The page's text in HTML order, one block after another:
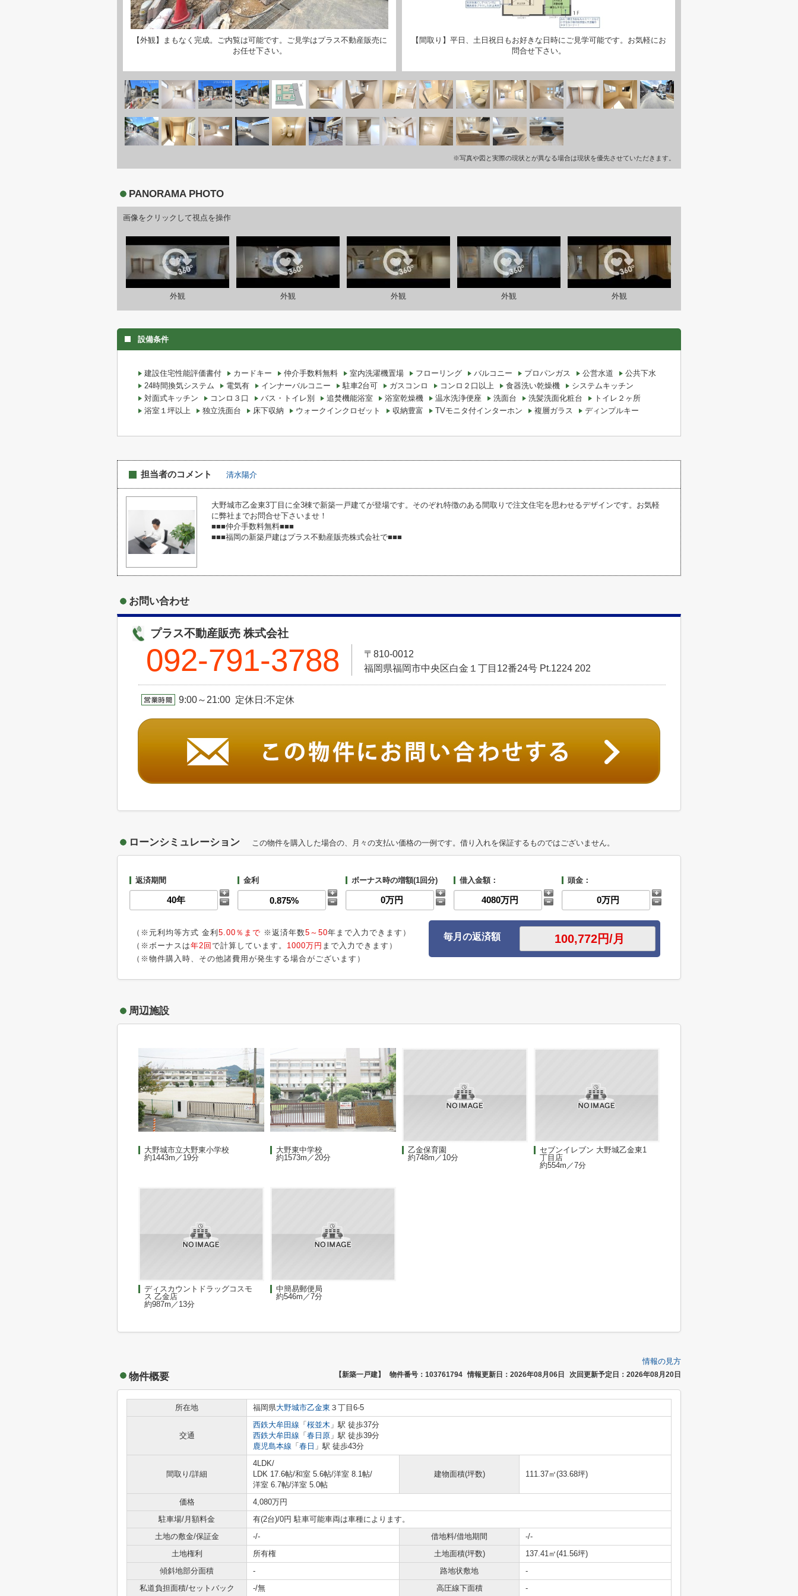
【外観】まもなく完成。ご内覧は可能です。ご見学はプラス不動産販売に
お任せ下さい。
【間取り】平日、土日祝日もお好きな日時にご見学可能です。お気軽にお
問合せ下さい。
※写真や図と実際の現状とが異なる場合は現状を優先させていただきます。
PANORAMA PHOTO
画像をクリックして視点を操作
外観 外観 外観 外観 外観
設備条件
建設住宅性能評価書付 カードキー 仲介手数料無料 室内洗濯機置場 フローリング バルコニー プロパンガス 公営水道
公共下水
24時間換気システム
電気有 インナーバルコニー 駐車2台可 ガスコンロ コンロ２口以上 食器洗い乾燥機
システムキッチン
対面式キッチン
コンロ３口 バス・トイレ別 追焚機能浴室 浴室乾燥機 温水洗浄便座 洗面台 洗髪洗面化粧台
トイレ２ヶ所
浴室１坪以上
独立洗面台 床下収納 ウォークインクロゼット 収納豊富 TVモニタ付インターホン 複層ガラス ディンプルキー
担当者のコメント 清水陽介
大野城市乙金東3丁目に全3棟で新築一戸建てが登場です。そのぞれ特徴のある間取りで注文住宅を思わせるデザインです。お気軽
に弊社までお問合せ下さいませ！
■■■仲介手数料無料■■■
■■■福岡の新築戸建はプラス不動産販売株式会社で■■■
お問い合わせ
プラス不動産販売 株式会社
092-791-3788
〒810-0012
福岡県福岡市中央区白金１丁目12番24号 Pt.1224 202
9:00～21:00 定休日:不定休
ローンシミュレーション この物件を購入した場合の、月々の支払い価格の一例です。借り入れを保証するものではございません。
返済期間 金利 ボーナス時の増額(1回分) 借入金額： 頭金：
（※元利均等方式 金利 5.00％まで ※返済年数5～50年まで入力できます）
（※ボーナスは年2回 で計算しています。 1000万円 まで入力できます）
（※物件購入時、その他諸費用が発生する場合がございます）
毎月の返済額
周辺施設
大野城市立大野東小学校
約1443m／19分
大野東中学校
約1573m／20分
乙金保育園
約748m／10分
セブンイレブン 大野城乙金東1
丁目店
約554m／7分
ディスカウントドラッグコスモ
ス 乙金店
約987m／13分
中簡易郵便局
約546m／7分
情報の見方
物件概要 【新築一戸建】 物件番号：103761794 情報更新日：2026年08月06日 次回更新予定日：2026年08月20日
所在地 福岡県大野城市乙金東 ３丁目6-5
交通
西鉄大牟田線 「 桜並木 」駅 徒歩37分
西鉄大牟田線 「 春日原 」駅 徒歩39分
鹿児島本線 「 春日 」駅 徒歩43分
間取り/詳細
4LDK/
LDK 17.6帖/和室 5.6帖/洋室 8.1帖/
洋室 6.7帖/洋室 5.0帖
建物面積(坪数) 111.37㎡(33.68坪)
価格
4,080万円
駐車場/月額料金
有(2台)/0円 駐車可能車両は車種によります。
土地の敷金/保証金
-/- 借地料/借地期間
-/-
土地権利
所有権 土地面積(坪数)
137.41㎡(41.56坪)
傾斜地部分面積
- 路地状敷地
-
私道負担面積/セットバック
-/無 高圧線下面積 -